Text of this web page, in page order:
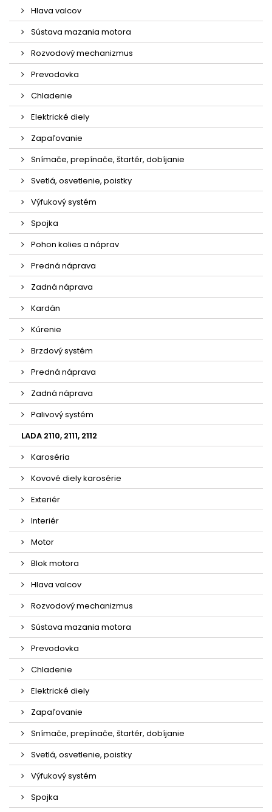
Hlava valcov
Sústava mazania motora
Rozvodový mechanizmus
Prevodovka
Chladenie
Elektrické diely
Zapaľovanie
Snímače, prepínače, štartér, dobíjanie
Svetlá, osvetlenie, poistky
Výfukový systém
Spojka
Pohon kolies a náprav
Predná náprava
Zadná náprava
Kardán
Kúrenie
Brzdový systém
Predná náprava
Zadná náprava
Palivový systém
LADA 2110, 2111, 2112
Karoséria
Kovové diely karosérie
Exteriér
Interiér
Motor
Blok motora
Hlava valcov
Rozvodový mechanizmus
Sústava mazania motora
Prevodovka
Chladenie
Elektrické diely
Zapaľovanie
Snímače, prepínače, štartér, dobíjanie
Svetlá, osvetlenie, poistky
Výfukový systém
Spojka